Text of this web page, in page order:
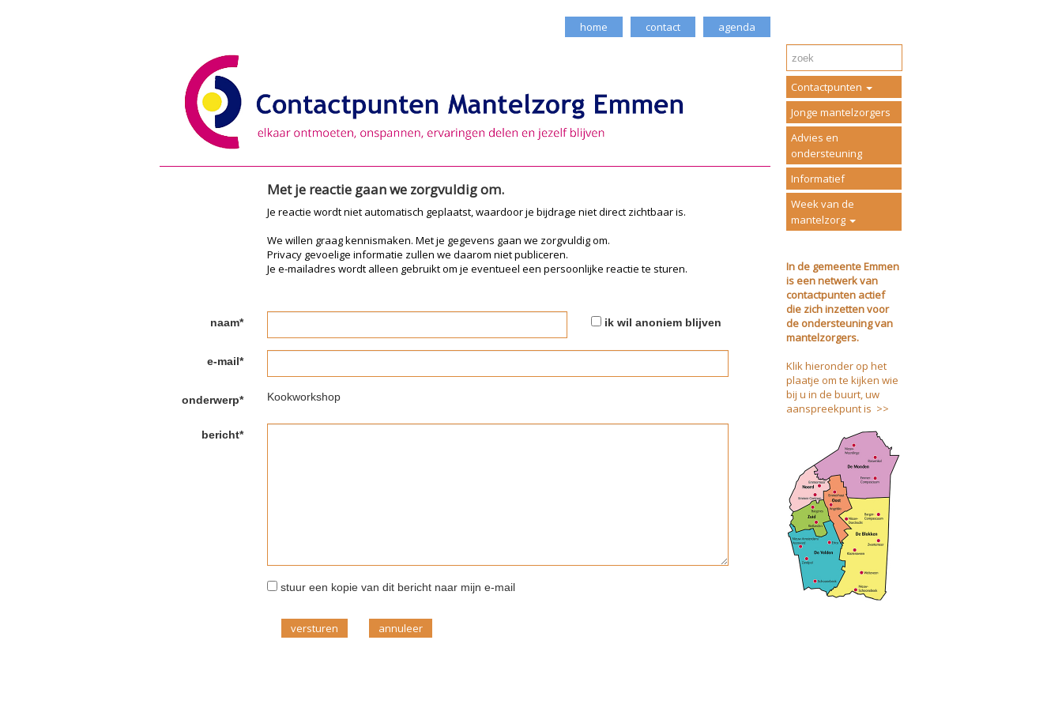
home contact agenda
Met je reactie gaan we zorgvuldig om.
Je reactie wordt niet automatisch geplaatst, waardoor je bijdrage niet direct zichtbaar is.
We willen graag kennismaken. Met je gegevens gaan we zorgvuldig om.
Privacy gevoelige informatie zullen we daarom niet publiceren.
Je e-mailadres wordt alleen gebruikt om je eventueel een persoonlijke reactie te sturen.
naam* ik wil anoniem blijven
e-mail*
onderwerp* Kookworkshop
bericht*
stuur een kopie van dit bericht naar mijn e-mail
versturen
Contactpunten
Jonge mantelzorgers
Advies en
ondersteuning
Informatief
Week van de
mantelzorg
In de gemeente Emmen
is een netwerk van
contactpunten actief
die zich inzetten voor
de ondersteuning van
mantelzorgers.
Klik hieronder op het
plaatje om te kijken wie
bij u in de buurt, uw
aanspreekpunt is >>